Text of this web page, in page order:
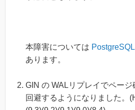
本障害については
あります。
GIN の WALリプレイでペー
回避するようになりました。